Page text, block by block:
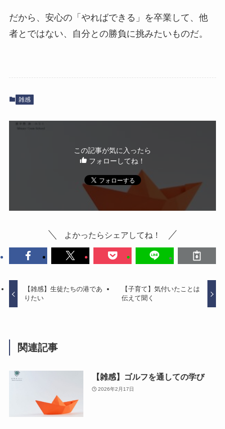
だから、安心の「やればできる」を卒業して、他
者とではない、自分との勝負に挑みたいものだ。
雑感
この記事が気に入ったら
フォローしてね！
よかったらシェアしてね！
【雑感】生徒たちの港であ
りたい
【子育て】気付いたことは
伝えて聞く
関連記事
【雑感】ゴルフを通しての学び
2026年2月17日